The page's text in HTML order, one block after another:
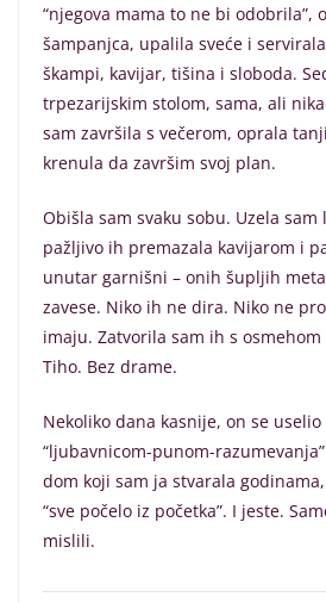
“njegova mama to ne bi odobrila”,
šampanjca, upalila sveće i
škampi, kavijar, tišina i sloboda.
trpezarijskim stolom, sama, ali
sam završila s večerom, oprala
krenula da završim svoj plan.
Obišla sam svaku sobu. Uzela sam
pažljivo ih premazala kavijarom i
unutar garnišni – onih šupljih
zavese. Niko ih ne dira. Niko ne
imaju. Zatvorila sam ih s
Tiho. Bez drame.
Nekoliko dana kasnije, on se
“ljubavnicom-punom-
dom koji sam ja stvarala
“sve počelo iz početka”. I jeste.
mislili.